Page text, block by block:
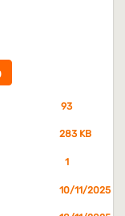
93
283 KB
1
10/11/2025